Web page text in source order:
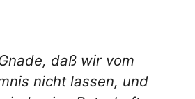
daß wir vom
nicht lassen, und